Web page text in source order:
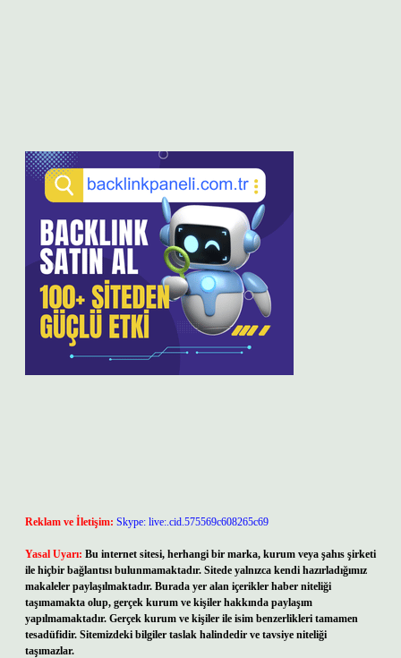
Reklam ve İletişim: Skype: live:.cid.575569c608265c69
Yasal Uyarı: Bu internet sitesi, herhangi bir marka, kurum veya şahıs şirketi
ile hiçbir bağlantısı bulunmamaktadır. Sitede yalnızca kendi hazırladığımız
makaleler paylaşılmaktadır. Burada yer alan içerikler haber niteliği
taşımamakta olup, gerçek kurum ve kişiler hakkında paylaşım
yapılmamaktadır. Gerçek kurum ve kişiler ile isim benzerlikleri tamamen
tesadüfidir. Sitemizdeki bilgiler taslak halindedir ve tavsiye niteliği
taşımazlar.